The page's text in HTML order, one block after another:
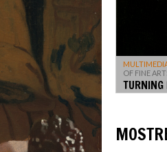
OF FINE
TURNING